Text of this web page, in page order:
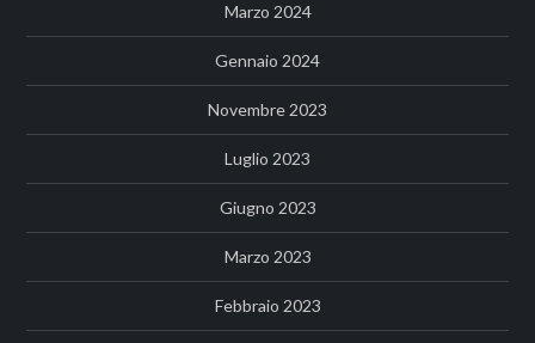
Marzo 2024
Gennaio 2024
Novembre 2023
Luglio 2023
Giugno 2023
Marzo 2023
Febbraio 2023